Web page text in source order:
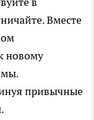
Вместе
новому
привычные